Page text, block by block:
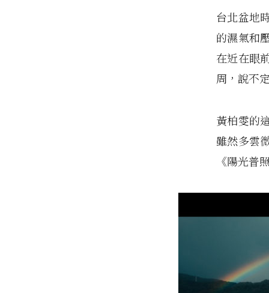
台北盆地
的濕氣和
在近在眼
周，說不
黃柏雯的
雖然多雲
《陽光普